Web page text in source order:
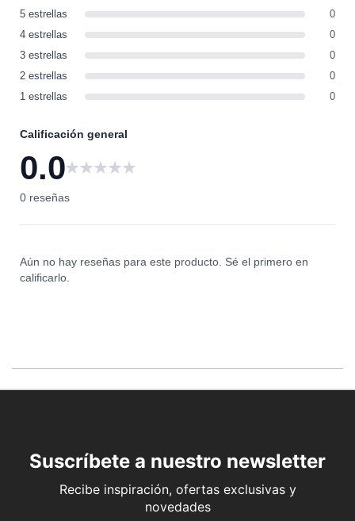
5 estrellas
0
4 estrellas
0
3 estrellas
0
2 estrellas
0
1 estrellas
0
Calificación general
0.0
0 reseñas
Aún no hay reseñas para este producto. Sé el primero en
calificarlo.
Suscríbete a nuestro newsletter
Recibe inspiración, ofertas exclusivas y
novedades